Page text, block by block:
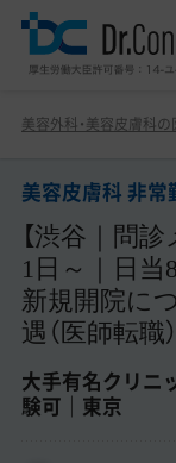
美容クリニック
サービス紹介
ドクターコ
エージェント
常勤求人一覧
美容外科・美容皮膚科
美容皮膚科 非常
【渋谷｜問
1日～｜日当
新規開院に
遇（医師転職）
大手有名クリニ
験可｜東京
美容皮膚科
師アルバイ
手有名クリ